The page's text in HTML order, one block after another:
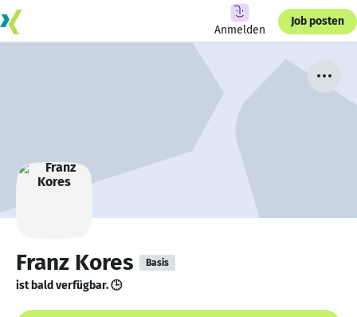
Anmelden
Job posten
Franz Kores Basis
ist bald verfügbar. 🕒